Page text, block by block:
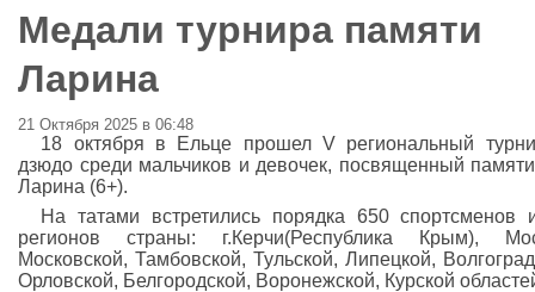
Медали турнира памяти
Ларина
21 Октября 2025 в 06:48
18 октября в Ельце прошел V региональный
дзюдо среди мальчиков и девочек, посвященный
Ларина (6+).
На татами встретились порядка 650 спортсменов
регионов страны: г.Керчи(Республика Крым),
Московской, Тамбовской, Тульской, Липецкой,
Орловской, Белгородской, Воронежской, Курской